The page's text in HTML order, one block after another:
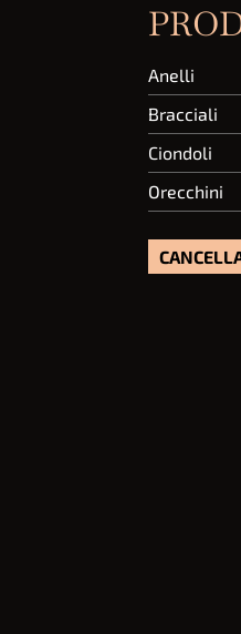
Anelli
Bracciali
Ciondoli
Orecchini